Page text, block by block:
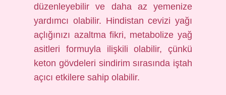
düzenleyebilir ve daha az yemenize
yardımcı olabilir. Hindistan cevizi yağı
açlığınızı azaltma fikri, metabolize yağ
asitleri formuyla ilişkili olabilir, çünkü
keton gövdeleri sindirim sırasında iştah
açıcı etkilere sahip olabilir.